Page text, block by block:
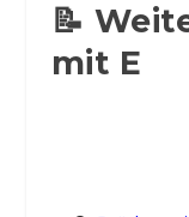
📝
mit E